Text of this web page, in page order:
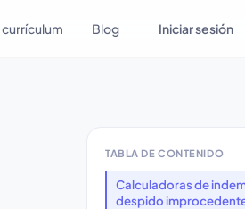
Blog Iniciar sesión
TABLA DE CONTENIDO
Calculadoras de
despido